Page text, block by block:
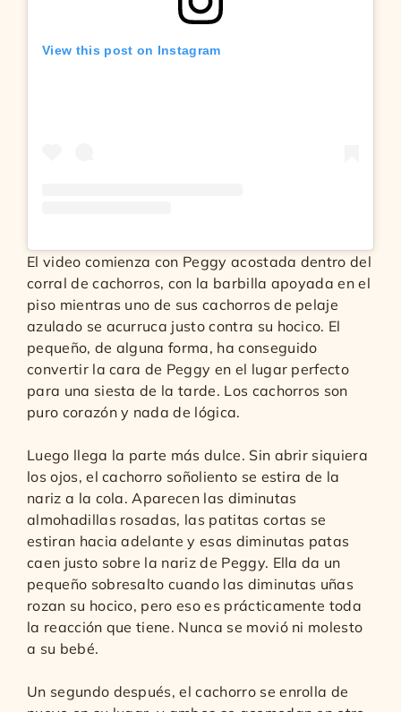
View this post on Instagram
El video comienza con Peggy acostada dentro del
corral de cachorros, con la barbilla apoyada en el
piso mientras uno de sus cachorros de pelaje
azulado se acurruca justo contra su hocico. El
pequeño, de alguna forma, ha conseguido
convertir la cara de Peggy en el lugar perfecto
para una siesta de la tarde. Los cachorros son
puro corazón y nada de lógica.
Luego llega la parte más dulce. Sin abrir siquiera
los ojos, el cachorro soñoliento se estira de la
nariz a la cola. Aparecen las diminutas
almohadillas rosadas, las patitas cortas se
estiran hacia adelante y esas diminutas patas
caen justo sobre la nariz de Peggy. Ella da un
pequeño sobresalto cuando las diminutas uñas
rozan su hocico, pero eso es prácticamente toda
la reacción que tiene. Nunca se movió ni molesto
a su bebé.
Un segundo después, el cachorro se enrolla de